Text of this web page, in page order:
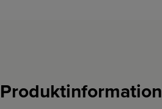
Produktinformation